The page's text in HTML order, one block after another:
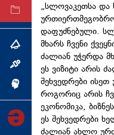
არქივი
თემა
ინტერვიუ
ინქვიზიცია
„სლოვაკეთსა
დაფუძნებული.
მხარს ჩვენი
ძალიან უჭერდა
ეს ვიზიტი არის
შეხვედრები ისეთ
როგორიც არის
ეკონომიკა,
ეს შეხვედრები
ძალიან ახლო